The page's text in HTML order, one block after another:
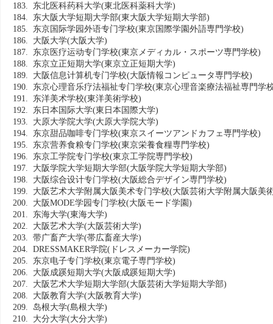
183. 东北医科药科大学(東北医科薬科大学)
184. 东大阪大学短期大学部(東大阪大学短期大学部)
185. 东京国际学园外语专门学校(東京国際学園外語専門学校)
186. 大阪大学(大阪大学)
187. 东京医疗运动专门学校(東京メディカル・スポーツ専門学校)
188. 东京立正短期大学(東京立正短期大学)
189. 大阪信息计算机专门学校(大阪情報コンピュータ専門学校)
190. 东京心理音乐疗法福祉专门学校(東京心理音楽療法福祉専門学
191. 东洋美术学校(東洋美術学校)
192. 东日本国际大学(東日本国際大学)
193. 大原大学院大学(大原大学院大学)
194. 东京甜品咖啡专门学校(東京スイーツアンドカフェ専門学校)
195. 东京营养食粮专门学校(東京栄養食糧専門学校)
196. 东京工学院专门学校(東京工学院専門学校)
197. 大阪学院大学短期大学部(大阪学院大学短期大学部)
198. 大阪综合设计专门学校(大阪総合デザイン専門学校)
199. 大阪艺术大学附属大阪美术专门学校(大阪芸術大学附属大阪美
200. 大阪MODE学园专门学校(大阪モード学園)
201. 东海大学(東海大学)
202. 大阪艺术大学(大阪芸術大学)
203. 带广畜产大学(帯広畜産大学)
204. DRESSMAKER学院(ドレスメーカー学院)
205. 东京电子专门学校(東京電子専門学校)
206. 大阪成蹊短期大学(大阪成蹊短期大学)
207. 大阪艺术大学短期大学部(大阪芸術大学短期大学部)
208. 大阪教育大学(大阪教育大学)
209. 岛根大学(島根大学)
210. 大分大学(大分大学)